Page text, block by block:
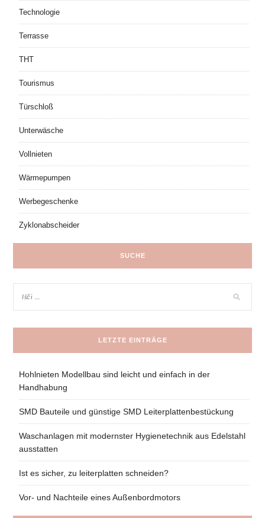
Technologie
Terrasse
THT
Tourismus
Türschloß
Unterwäsche
Vollnieten
Wärmepumpen
Werbegeschenke
Zyklonabscheider
SUCHE
LETZTE EINTRÄGE
Hohlnieten Modellbau sind leicht und einfach in der
Handhabung
SMD Bauteile und günstige SMD Leiterplattenbestückung
Waschanlagen mit modernster Hygienetechnik aus Edelstahl
ausstatten
Ist es sicher, zu leiterplatten schneiden?
Vor- und Nachteile eines Außenbordmotors